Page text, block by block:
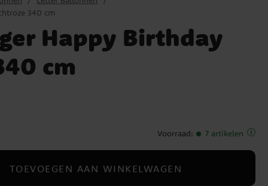
340 cm
Happy Birthday
cm
Voorraad: 7 artikelen
TOEVOEGEN AAN WINKELWAGEN